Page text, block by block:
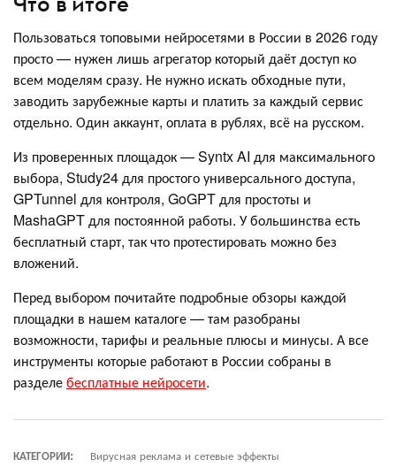
Пользоваться топовыми нейросетями в России в 2026 году
просто — нужен лишь агрегатор который даёт доступ ко
всем моделям сразу. Не нужно искать обходные пути,
заводить зарубежные карты и платить за каждый сервис
отдельно. Один аккаунт, оплата в рублях, всё на русском.
Из проверенных площадок — Syntx AI для максимального
выбора, Study24 для простого универсального доступа,
GPTunnel для контроля, GoGPT для простоты и
MashaGPT для постоянной работы. У большинства есть
бесплатный старт, так что протестировать можно без
вложений.
Перед выбором почитайте подробные обзоры каждой
площадки в нашем каталоге — там разобраны
возможности, тарифы и реальные плюсы и минусы. А все
инструменты которые работают в России собраны в
разделебесплатные нейросети.
КАТЕГОРИИ:
Вирусная реклама и сетевые эффекты